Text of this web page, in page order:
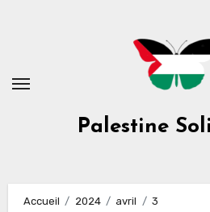
Palestine
Accueil 2024 avril
3